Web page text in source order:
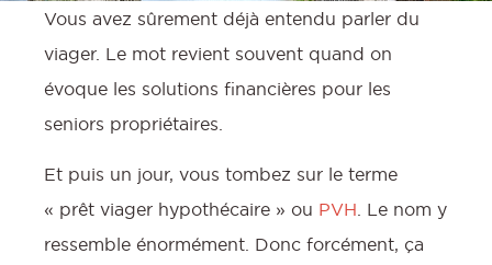
Vous avez sûrement déjà entendu parler du
viager. Le mot revient souvent quand on
évoque les solutions financières pour les
seniors propriétaires.
Et puis un jour, vous tombez sur le terme
« prêt viager hypothécaire » ou PVH. Le nom y
ressemble énormément. Donc forcément, ça